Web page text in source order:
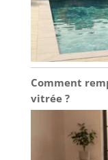
Comment
vitrée ?